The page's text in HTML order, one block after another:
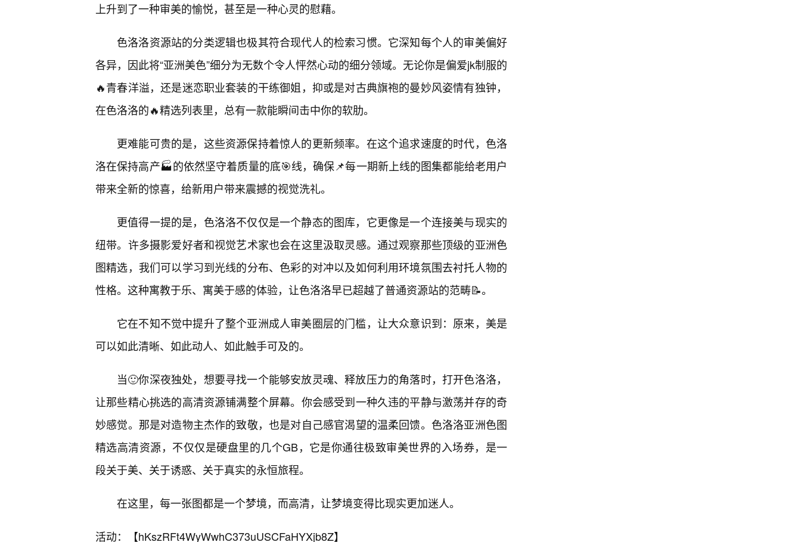
上升到了一种审美的愉悦，甚至是一种心灵的慰藉。
色洛洛资源站的分类逻辑也极其符合现代人的检索习惯。它深知每个人的审美偏好
各异，因此将“亚洲美色”细分为无数个令人怦然心动的细分领域。无论你是偏爱jk制服的
🔥青春洋溢，还是迷恋职业套装的干练御姐，抑或是对古典旗袍的曼妙风姿情有独钟，
在色洛洛的🔥精选列表里，总有一款能瞬间击中你的软肋。
更难能可贵的是，这些资源保持着惊人的更新频率。在这个追求速度的时代，色洛
洛在保持高产🏭的依然坚守着质量的底🎯线，确保📌每一期新上线的图集都能给老用户
带来全新的惊喜，给新用户带来震撼的视觉洗礼。
更值得一提的是，色洛洛不仅仅是一个静态的图库，它更像是一个连接美与现实的
纽带。许多摄影爱好者和视觉艺术家也会在这里汲取灵感。通过观察那些顶级的亚洲色
图精选，我们可以学习到光线的分布、色彩的对冲以及如何利用环境氛围去衬托人物的
性格。这种寓教于乐、寓美于感的体验，让色洛洛早已超越了普通资源站的范畴📝。
它在不知不觉中提升了整个亚洲成人审美圈层的门槛，让大众意识到：原来，美是
可以如此清晰、如此动人、如此触手可及的。
当🙂你深夜独处，想要寻找一个能够安放灵魂、释放压力的角落时，打开色洛洛，
让那些精心挑选的高清资源铺满整个屏幕。你会感受到一种久违的平静与激荡并存的奇
妙感觉。那是对造物主杰作的致敬，也是对自己感官渴望的温柔回馈。色洛洛亚洲色图
精选高清资源，不仅仅是硬盘里的几个GB，它是你通往极致审美世界的入场券，是一
段关于美、关于诱惑、关于真实的永恒旅程。
在这里，每一张图都是一个梦境，而高清，让梦境变得比现实更加迷人。
活动：【hKszRFt4WyWwhC373uUSCFaHYXjb8Z】